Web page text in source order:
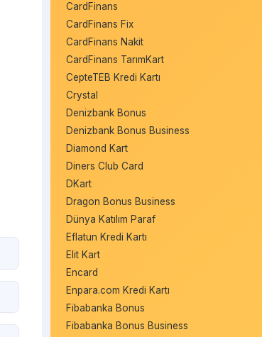
CardFinans
CardFinans Fix
CardFinans Nakit
CardFinans TarımKart
CepteTEB Kredi Kartı
Crystal
Denizbank Bonus
Denizbank Bonus Business
Diamond Kart
Diners Club Card
DKart
Dragon Bonus Business
Dünya Katılım Paraf
Eflatun Kredi Kartı
Elit Kart
Encard
Enpara.com Kredi Kartı
Fibabanka Bonus
Fibabanka Bonus Business